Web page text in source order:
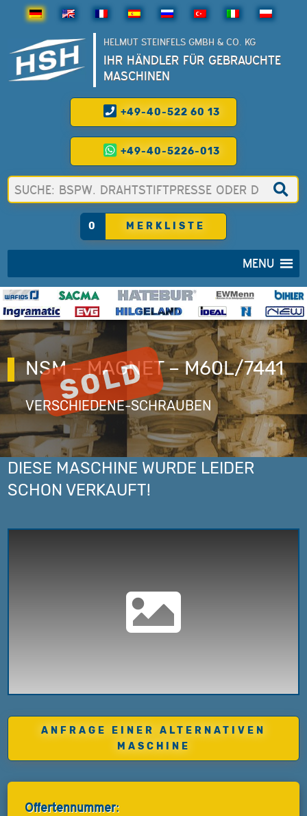
HELMUT STEINFELS GMBH & CO. KG
IHR HÄNDLER FÜR GEBRAUCHTE
MASCHINEN
+49-40-522 60 13
+49-40-5226-013
0 MERKLISTE
MENU
NSM – MAGNET – M60L/7441
VERSCHIEDENE-SCHRAUBEN
DIESE MASCHINE WURDE LEIDER
SCHON VERKAUFT!
ANFRAGE EINER ALTERNATIVEN
MASCHINE
Offertennummer: